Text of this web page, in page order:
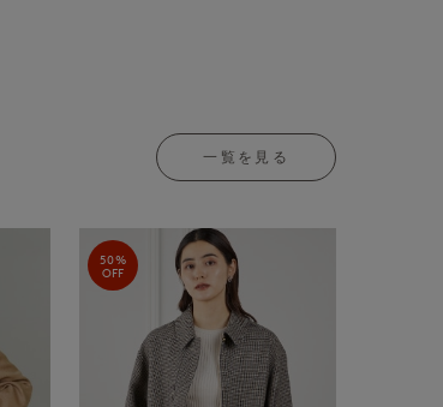
一覧を見る
50%
OFF